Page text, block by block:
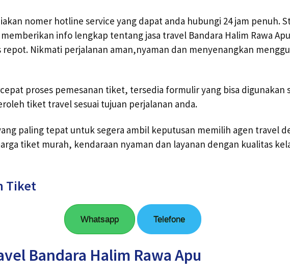
nomer hotline service yang dapat anda hubungi 24 jam penuh.
info lengkap tentang jasa travel Bandara Halim Rawa
repot. Nikmati perjalanan aman,nyaman dan menyenangkan
proses pemesanan tiket, tersedia formulir yang bisa digunakan
tiket travel sesuai tujuan perjalanan anda.
paling tepat untuk segera ambil keputusan memilih agen travel
tiket murah, kendaraan nyaman dan layanan dengan kualitas
Tiket
Whatsapp Telefone
Bandara Halim Rawa Apu